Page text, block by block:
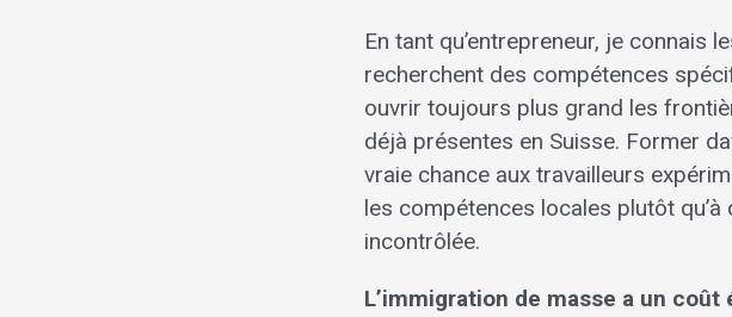
En tant qu’entrepreneur, je connais
recherchent des compétences
ouvrir toujours plus grand les
déjà présentes en Suisse. Former
vraie chance aux travailleurs
les compétences locales plutôt
incontrôlée.
L’immigration de masse a un coût